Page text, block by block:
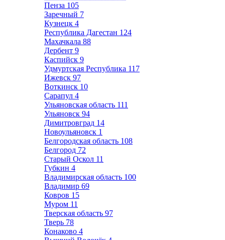
Пенза 105
Заречный 7
Кузнецк 4
Республика Дагестан 124
Махачкала 88
Дербент 9
Каспийск 9
Удмуртская Республика 117
Ижевск 97
Воткинск 10
Сарапул 4
Ульяновская область 111
Ульяновск 94
Димитровград 14
Новоульяновск 1
Белгородская область 108
Белгород 72
Старый Оскол 11
Губкин 4
Владимирская область 100
Владимир 69
Ковров 15
Муром 11
Тверская область 97
Тверь 78
Конаково 4